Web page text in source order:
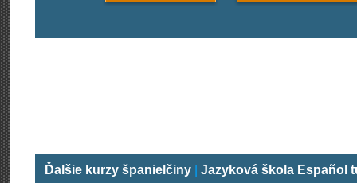
Ďalšie kurzy španielčiny Jazyková škola Español